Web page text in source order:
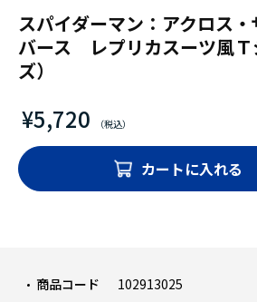
スパイダーマン：アクロス
バース レプリカスーツ風Ｔ
ズ）
¥5,720
商品コード 102913025
カートに入れる